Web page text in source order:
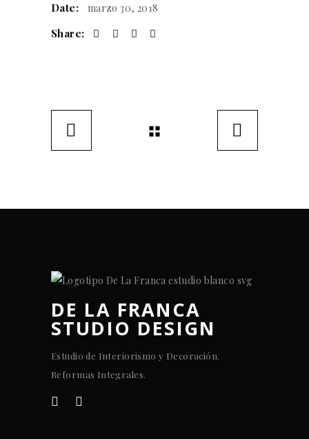
Date: marzo 30, 2018
Share:
DE LA FRANCA
STUDIO DESIGN
Estudio de Interiorismo y Decoración.
Reformas Integrales.